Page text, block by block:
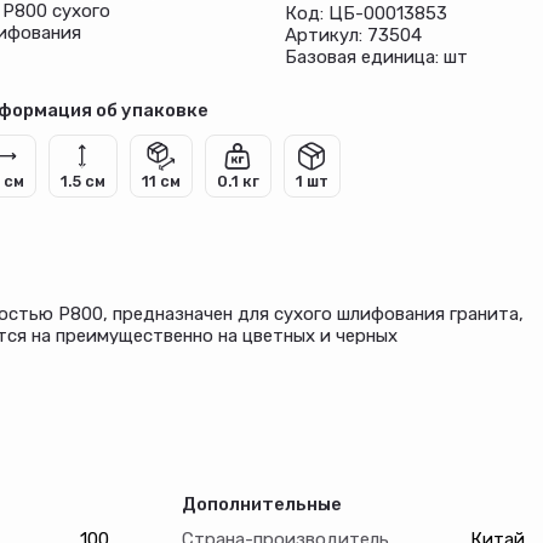
сухого
Код: ЦБ-00013853
Артикул: 73504
Базовая единица: шт
об упаковке
см 1.5 см 11 см 0.1 кг 1 шт
P800, предназначен для сухого шлифования гранита,
на преимущественно на цветных и черных
и применяется для чистового шлифования. Гибкость
высоким рабочим ресурсом.
ними - «черепашка» обеспечивает эффективный
опорной тарелки.Дополнительные